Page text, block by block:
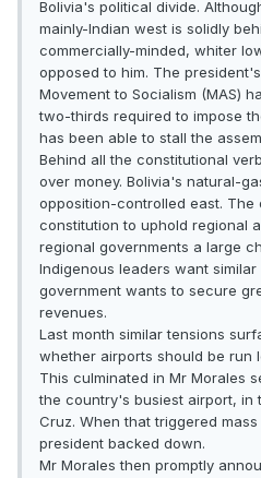
Bolivia's political divide.
mainly-Indian west is solidly
commercially-minded, whiter
opposed to him. The
Movement to Socialism (MAS)
two-thirds required to impose
has been able to stall the
Behind all the constitutional
over money. Bolivia's natural-
opposition-controlled east. The
constitution to uphold regional
regional governments a large
Indigenous leaders want
government wants to secure
revenues.
Last month similar tensions
whether airports should be run
This culminated in Mr Morales
the country's busiest airport, in
Cruz. When that triggered
president backed down.
Mr Morales then promptly